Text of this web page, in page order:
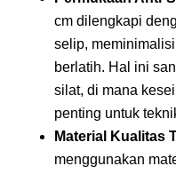
cm dilengkapi
selip,
berlatih. Hal ini
silat, di mana
penting untuk
Material Kualitas
menggunakan